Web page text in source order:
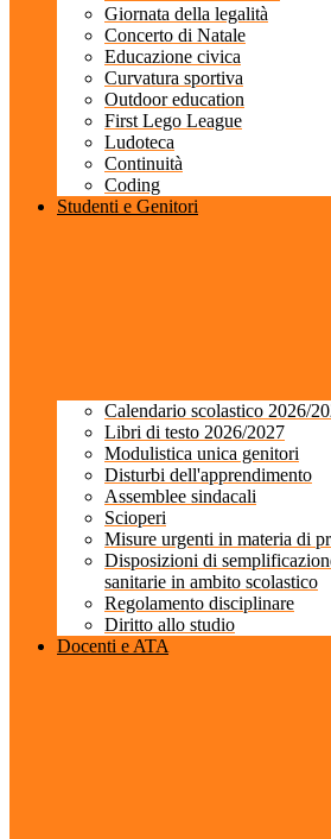
Giornata della legalità
Concerto di Natale
Educazione civica
Curvatura sportiva
Outdoor education
First Lego League
Ludoteca
Continuità
Coding
Studenti e Genitori
Calendario scolastico 2026/
Libri di testo 2026/2027
Modulistica unica genitori
Disturbi dell'apprendimento
Assemblee sindacali
Scioperi
Misure urgenti in materia di
Disposizioni di
sanitarie in ambito scolastico
Regolamento disciplinare
Diritto allo studio
Docenti e ATA